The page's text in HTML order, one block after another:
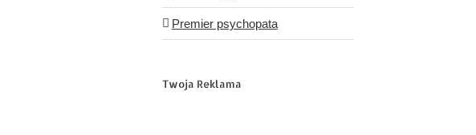
Premier psychopata
Twoja Reklama